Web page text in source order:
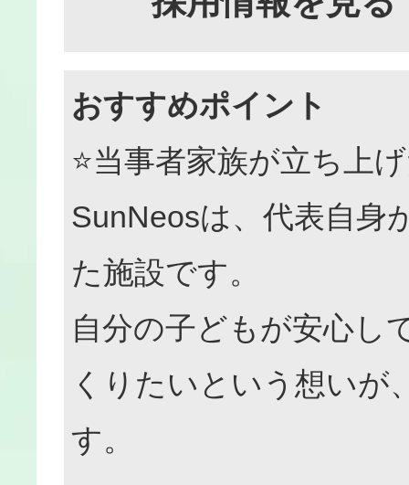
おすすめポイント
⭐当事者家族が立ち上
SunNeosは、代表自身
た施設です。
自分の子どもが安心し
くりたいという想いが
す。